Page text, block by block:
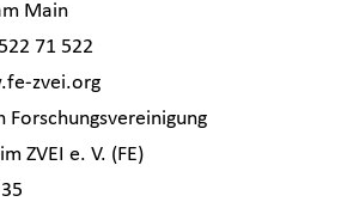
Main
71 522
zvei.org
ZVEI e. V. (FE)